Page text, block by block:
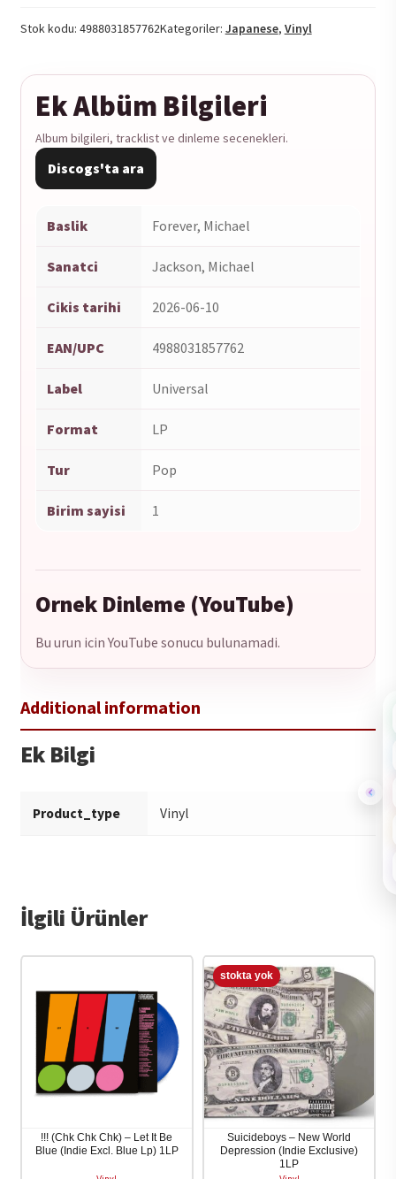
adet
on
on
Stok kodu: 4988031857762Kategoriler: Japanese, Vinyl
Ek Albüm Bilgileri
Album bilgileri, tracklist ve dinleme secenekleri.
Discogs'ta ara
Baslik Forever, Michael
Sanatci Jackson, Michael
Cikis tarihi 2026-06-10
EAN/UPC 4988031857762
Label Universal
Format LP
Tur Pop
Birim sayisi 1
Ornek Dinleme (YouTube)
Bu urun icin YouTube sonucu bulunamadi.
Ek Bilgi
Product_type Vinyl
İlgili Ürünler
!!! (Chk Chk Chk) – Let It Be
Blue (Indie Excl. Blue Lp) 1LP
Suicideboys – New World
Depression (Indie Exclusive)
1LP